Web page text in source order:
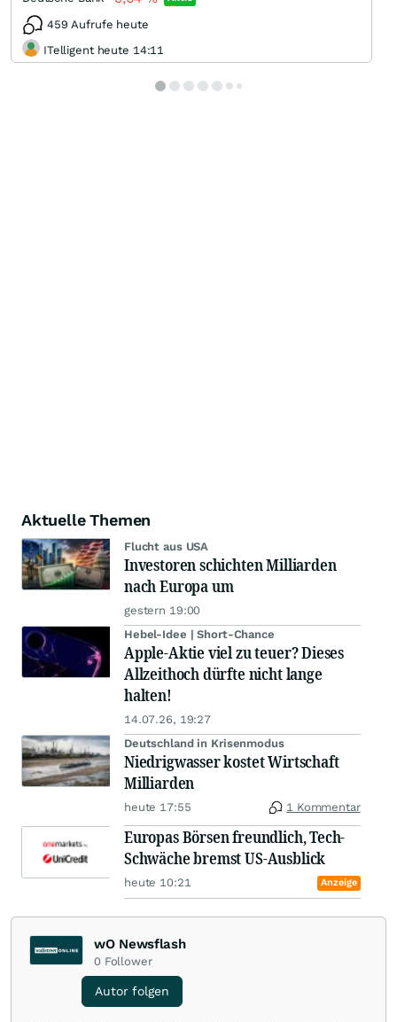
459 Aufrufe heute
ITelligent heute 14:11
Aktuelle Themen
Flucht aus USA
Investoren schichten Milliarden
nach Europa um
gestern 19:00
Hebel-Idee | Short-Chance
Apple-Aktie viel zu teuer? Dieses
Allzeithoch dürfte nicht lange
halten!
14.07.26, 19:27
Deutschland in Krisenmodus
Niedrigwasser kostet Wirtschaft
Milliarden
heute 17:55 1 Kommentar
Europas Börsen freundlich, Tech-
Schwäche bremst US-Ausblick
heute 10:21 Anzeige
wO Newsflash
0 Follower
Autor folgen